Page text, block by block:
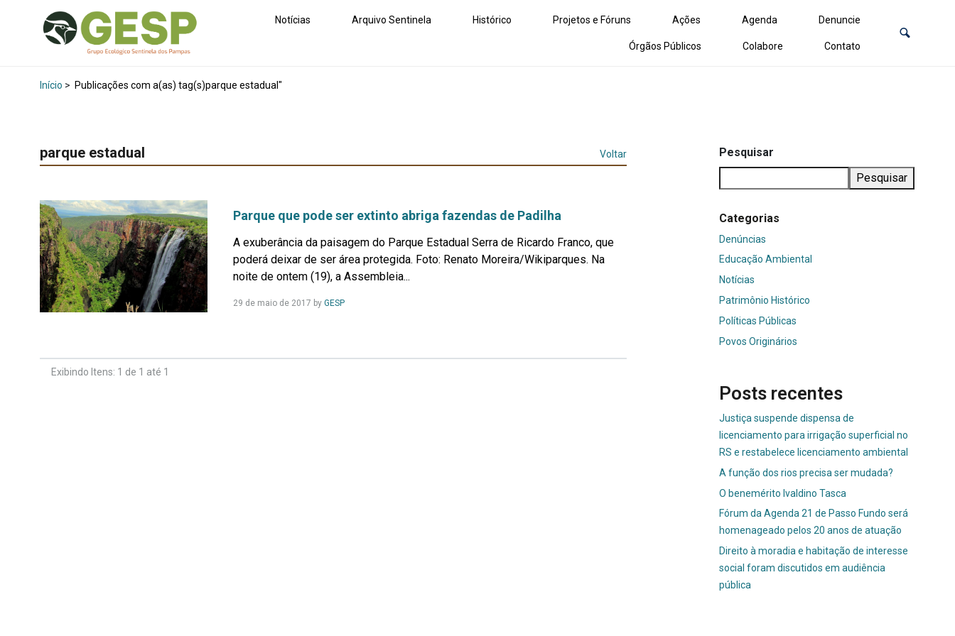
Notícias Arquivo Sentinela Histórico Projetos e Fóruns Ações Agenda Denuncie
Órgãos Públicos Colabore Contato
Início > Publicações com a(as) tag(s)parque estadual"
parque estadual Voltar
Parque que pode ser extinto abriga fazendas de Padilha
A exuberância da paisagem do Parque Estadual Serra de Ricardo Franco, que
poderá deixar de ser área protegida. Foto: Renato Moreira/Wikiparques. Na
noite de ontem (19), a Assembleia...
29 de maio de 2017 by GESPLeia
Exibindo Itens: 1 de 1 até 1
Pesquisar
Pesquisar
Categorias
Denúncias
Educação Ambiental
Notícias
Patrimônio Histórico
Políticas Públicas
Povos Originários
Posts recentes
Justiça suspende dispensa de
licenciamento para irrigação superficial no
RS e restabelece licenciamento ambiental
A função dos rios precisa ser mudada?
O benemérito Ivaldino Tasca
Fórum da Agenda 21 de Passo Fundo será
homenageado pelos 20 anos de atuação
Direito à moradia e habitação de interesse
social foram discutidos em audiência
pública